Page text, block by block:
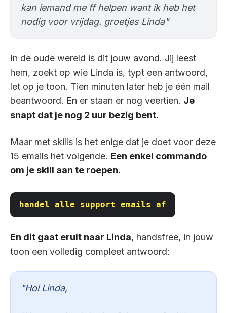
kan iemand me ff helpen want ik heb het
nodig voor vrijdag. groetjes Linda"
In de oude wereld is dit jouw avond. Jij leest
hem, zoekt op wie Linda is, typt een antwoord,
let op je toon. Tien minuten later heb je één mail
beantwoord. En er staan er nog veertien. Je
snapt dat je nog 2 uur bezig bent.
Maar met skills is het enige dat je doet voor deze
15 emails het volgende. Een enkel commando
om je skill aan te roepen.
handel alle support emails af
En dit gaat eruit naar Linda, handsfree, in jouw
toon een volledig compleet antwoord:
"Hoi Linda,